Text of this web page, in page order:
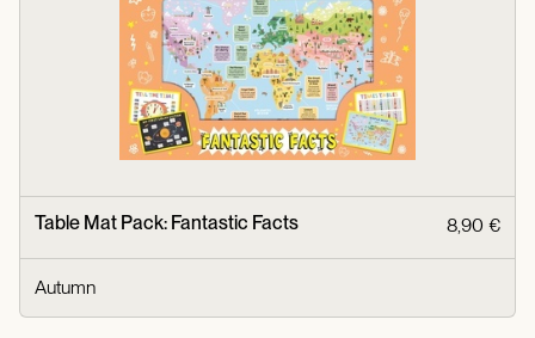
Table Mat Pack: Fantastic Facts 8,90 €
Autumn